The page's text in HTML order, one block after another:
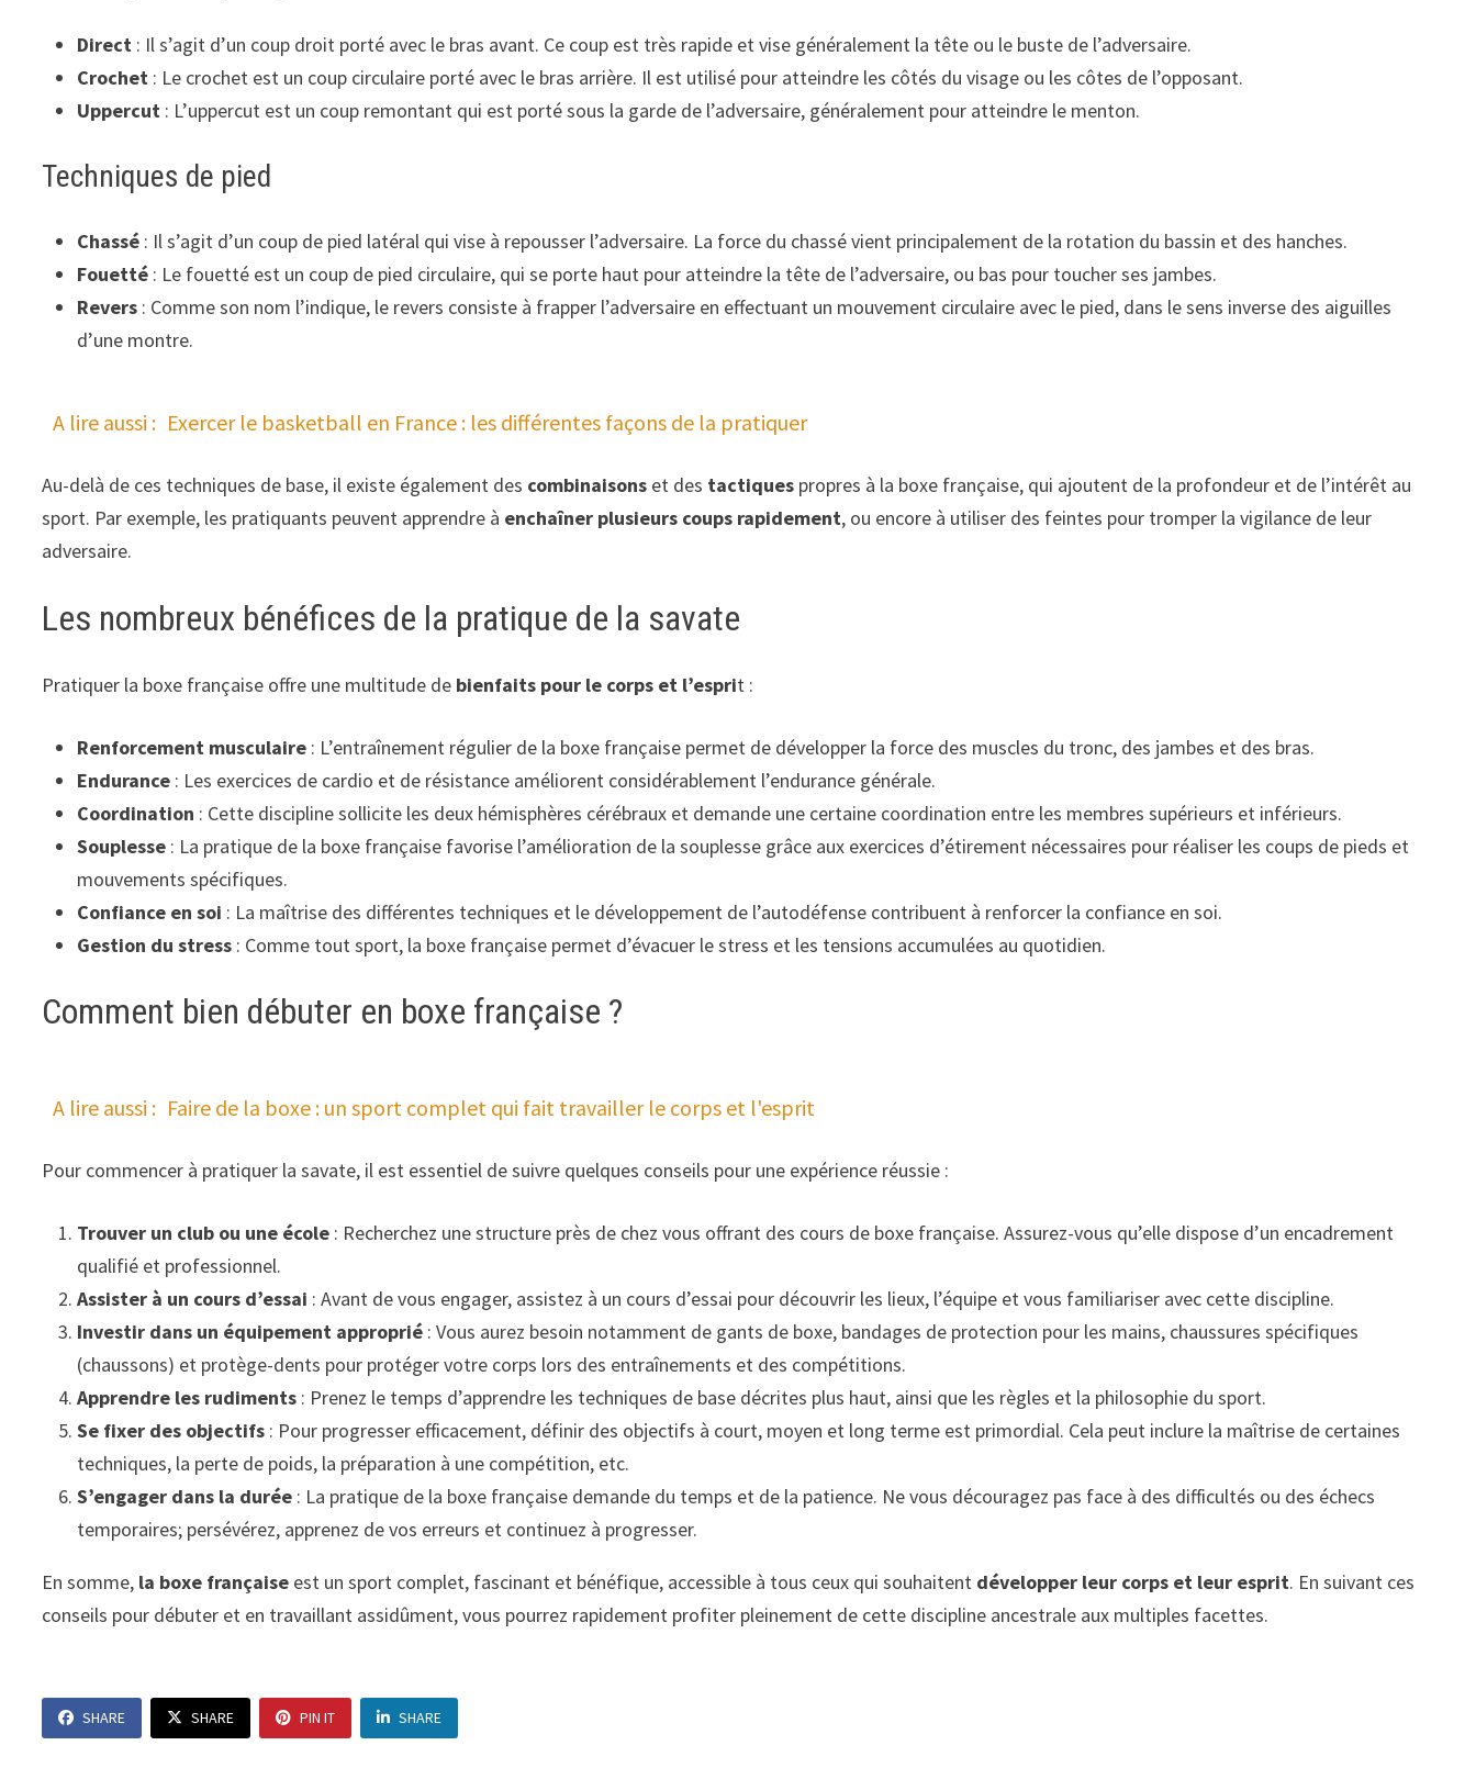
Direct : Il s’agit d’un coup droit porté avec le bras avant. Ce coup est très rapide et vise généralement la tête ou le buste de l’adversaire.
Crochet : Le crochet est un coup circulaire porté avec le bras arrière. Il est utilisé pour atteindre les côtés du visage ou les côtes de l’opposant.
Uppercut : L’uppercut est un coup remontant qui est porté sous la garde de l’adversaire, généralement pour atteindre le menton.
Techniques de pied
Chassé : Il s’agit d’un coup de pied latéral qui vise à repousser l’adversaire. La force du chassé vient principalement de la rotation du bassin et des hanches.
Fouetté : Le fouetté est un coup de pied circulaire, qui se porte haut pour atteindre la tête de l’adversaire, ou bas pour toucher ses jambes.
Revers : Comme son nom l’indique, le revers consiste à frapper l’adversaire en effectuant un mouvement circulaire avec le pied, dans le sens inverse des aiguilles
d’une montre.
A lire aussi : Exercer le basketball en France : les différentes façons de la pratiquer
Au-delà de ces techniques de base, il existe également des combinaisons et des tactiques propres à la boxe française, qui ajoutent de la profondeur et de l’intérêt au
sport. Par exemple, les pratiquants peuvent apprendre à enchaîner plusieurs coups rapidement, ou encore à utiliser des feintes pour tromper la vigilance de leur
adversaire.
Les nombreux bénéfices de la pratique de la savate
Pratiquer la boxe française offre une multitude de bienfaits pour le corps et l’esprit :
Renforcement musculaire : L’entraînement régulier de la boxe française permet de développer la force des muscles du tronc, des jambes et des bras.
Endurance : Les exercices de cardio et de résistance améliorent considérablement l’endurance générale.
Coordination : Cette discipline sollicite les deux hémisphères cérébraux et demande une certaine coordination entre les membres supérieurs et inférieurs.
Souplesse : La pratique de la boxe française favorise l’amélioration de la souplesse grâce aux exercices d’étirement nécessaires pour réaliser les coups de pieds et
mouvements spécifiques.
Confiance en soi : La maîtrise des différentes techniques et le développement de l’autodéfense contribuent à renforcer la confiance en soi.
Gestion du stress : Comme tout sport, la boxe française permet d’évacuer le stress et les tensions accumulées au quotidien.
Comment bien débuter en boxe française ?
A lire aussi : Faire de la boxe : un sport complet qui fait travailler le corps et l'esprit
Pour commencer à pratiquer la savate, il est essentiel de suivre quelques conseils pour une expérience réussie :
Trouver un club ou une école : Recherchez une structure près de chez vous offrant des cours de boxe française. Assurez-vous qu’elle dispose d’un encadrement
qualifié et professionnel.
Assister à un cours d’essai : Avant de vous engager, assistez à un cours d’essai pour découvrir les lieux, l’équipe et vous familiariser avec cette discipline.
Investir dans un équipement approprié : Vous aurez besoin notamment de gants de boxe, bandages de protection pour les mains, chaussures spécifiques
(chaussons) et protège-dents pour protéger votre corps lors des entraînements et des compétitions.
Apprendre les rudiments : Prenez le temps d’apprendre les techniques de base décrites plus haut, ainsi que les règles et la philosophie du sport.
Se fixer des objectifs : Pour progresser efficacement, définir des objectifs à court, moyen et long terme est primordial. Cela peut inclure la maîtrise de certaines
techniques, la perte de poids, la préparation à une compétition, etc.
S’engager dans la durée : La pratique de la boxe française demande du temps et de la patience. Ne vous découragez pas face à des difficultés ou des échecs
temporaires; persévérez, apprenez de vos erreurs et continuez à progresser.
En somme, la boxe française est un sport complet, fascinant et bénéfique, accessible à tous ceux qui souhaitent développer leur corps et leur esprit. En suivant ces
conseils pour débuter et en travaillant assidûment, vous pourrez rapidement profiter pleinement de cette discipline ancestrale aux multiples facettes.
SHARE SHARE PIN IT SHARE